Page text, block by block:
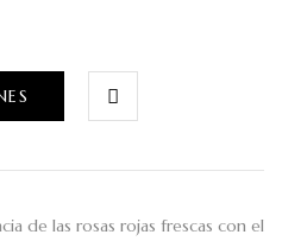
de las rosas rojas frescas con el